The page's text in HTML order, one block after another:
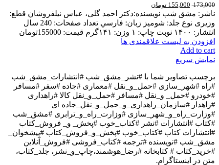
173,000
155,000 تومان
ناشر: مشق شب نويسنده:دکتر احمد گلی، عباس نیلفروشان قطع:
وزیری نوع جلد: شوميز زبان: فارسي تعداد صفحات: 240 سال
انتشار: ۱۴۰۰ نوبت چاپ: ۱ وزن: ۱۴۱گرم قیمت: 155000تومان
افزودن به لیست علاقمندی ها
Add to cart
نمایش سریع
برچسب تصاویر شما با #نشر_مشق_شب #انتشارات_مشق_شب
#راه #شهر_سازی #حمل_و_نقل #معماری #جاده #سفر #مسافر
#خودرو #حمل_ و_نقل #مسافر #حمل_و_نقل کالا #راهداری
#راهدار #سازمان_راهداری_و_حمل_و_نقل_جاده ای
#وزارت_راه_و_شهر_سازی #وزارت_راه_و_ترابری #مشق_شب
#کتاب #انتشارات #نشر #کتاب_خوب #پخش_ و_ فروش_کتاب
#انتشارات کتاب #کتاب_خوب #پخش_و_فروش_کتاب #پیشخوان_
مشق_شب #نویسنده #ترجمه #کتاب_فروشی #فروش_آنلاین
#خرید_کتاب # کتابخانه #رضا_هوشمند،چاپ_و_نشر، جلد_کتاب،
متن در اینستاگرام.